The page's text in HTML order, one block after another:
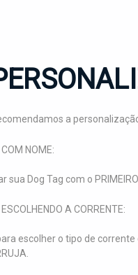
a
NOME:
sua Dog Tag com o
A CORRENTE:
escolher o tipo de